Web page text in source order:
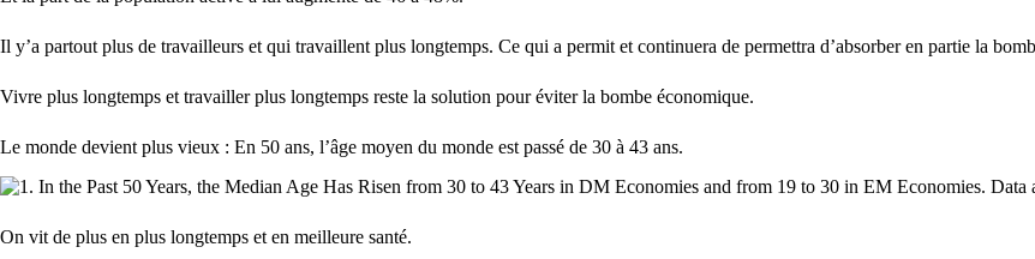
Il y’a partout plus de travailleurs et qui travaillent plus longtemps. Ce qui a permit et continuera de permettra d’absorber en partie la
Vivre plus longtemps et travailler plus longtemps reste la solution pour éviter la bombe économique.
Le monde devient plus vieux : En 50 ans, l’âge moyen du monde est passé de 30 à 43 ans.
On vit de plus en plus longtemps et en meilleure santé.